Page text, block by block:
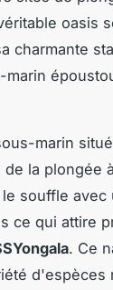
oasis
charmante
marin
la plongée
souffle
ce qui attire
. Ce
d'espèces